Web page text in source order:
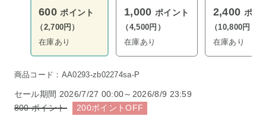
600 ポイント
（2,700円）
在庫あり
1,000 ポイント
（4,500円）
在庫あり
2,400 ポイ
（10,800円）
在庫あり
商品コード：AA0293-zb02274sa-P
セール期間 2026/7/27 00:00～2026/8/9 23:59
800ポイント 200ポイントOFF